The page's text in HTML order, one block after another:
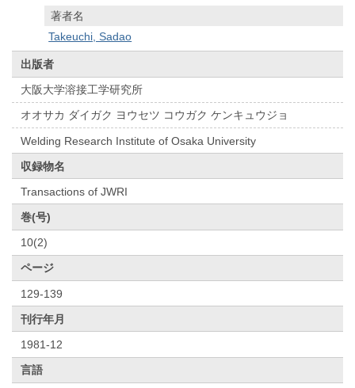
著者名
Takeuchi, Sadao
出版者
大阪大学溶接工学研究所
オオサカ ダイガク ヨウセツ コウガク ケンキュウジョ
Welding Research Institute of Osaka University
収録物名
Transactions of JWRI
巻(号)
10(2)
ページ
129-139
刊行年月
1981-12
言語